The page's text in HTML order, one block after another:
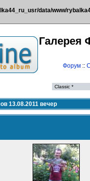
data/www/
Галерея
Форум::
13.08.2011 вечер